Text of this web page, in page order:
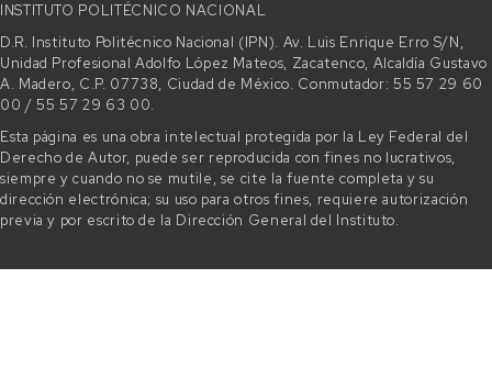
INSTITUTO POLITÉCNICO NACIONAL
D.R. Instituto Politécnico Nacional (IPN). Av. Luis Enrique Erro S/N,
Unidad Profesional Adolfo López Mateos, Zacatenco, Alcaldía Gustavo
A. Madero, C.P. 07738, Ciudad de México. Conmutador: 55 57 29 60
00 / 55 57 29 63 00.
Esta página es una obra intelectual protegida por la Ley Federal del
Derecho de Autor, puede ser reproducida con fines no lucrativos,
siempre y cuando no se mutile, se cite la fuente completa y su
dirección electrónica; su uso para otros fines, requiere autorización
previa y por escrito de la Dirección General del Instituto.